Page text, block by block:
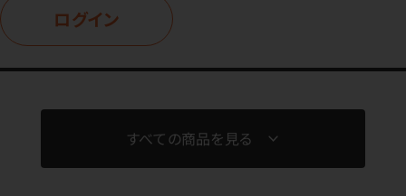
ログイン
すべての商品を見る